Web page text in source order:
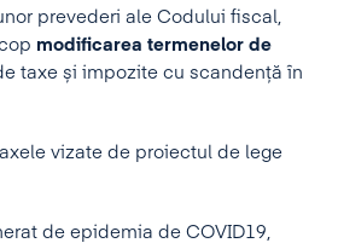
prevederi ale Codului fiscal,
modificarea termenelor de
taxe și impozite cu scandență în
vizate de proiectul de lege
de epidemia de COVID19,